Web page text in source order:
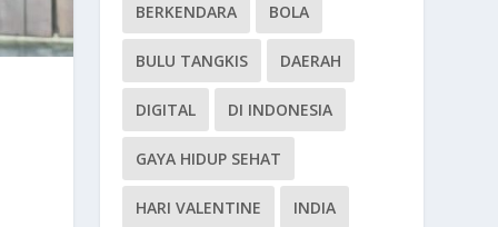
BERKENDARA BOLA
BULU TANGKIS DAERAH
DIGITAL DI INDONESIA
GAYA HIDUP SEHAT
HARI VALENTINE INDIA